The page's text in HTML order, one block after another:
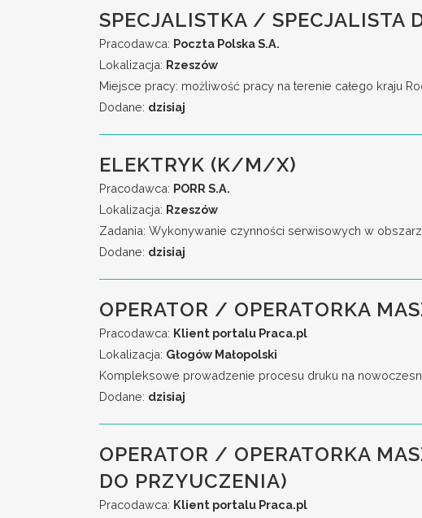
SPECJALISTKA / SPECJALISTA
Pracodawca: Poczta Polska S.A.
Lokalizacja: Rzeszów
Miejsce pracy: możliwość pracy na terenie całego kraju
Dodane: dzisiaj
ELEKTRYK (K/M/X)
Pracodawca: PORR S.A.
Lokalizacja: Rzeszów
Zadania: Wykonywanie czynności serwisowych w
Dodane: dzisiaj
OPERATOR / OPERATORKA
Pracodawca: Klient portalu Praca.pl
Lokalizacja: Głogów Małopolski
Kompleksowe prowadzenie procesu druku na
Dodane: dzisiaj
OPERATOR / OPERATORKA
DO PRZYUCZENIA)
Pracodawca: Klient portalu Praca.pl